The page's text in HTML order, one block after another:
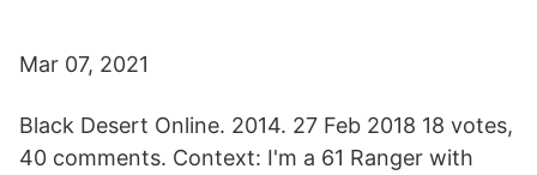
Mar 07, 2021
Black Desert Online. 2014. 27 Feb 2018 18 votes,
40 comments. Context: I'm a 61 Ranger with